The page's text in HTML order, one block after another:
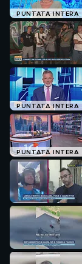
PUNTATA INTERA
PUNTATA INTERA
PUNTATA INTERA